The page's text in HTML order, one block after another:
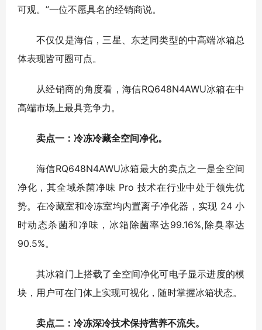
可观。”一位不愿具名的经销商说。
不仅仅是海信，三星、东芝同类型的中高端冰箱总
体表现皆可圈可点。
从经销商的角度看，海信RQ648N4AWU冰箱在中
高端市场上最具竞争力。
卖点一：冷冻冷藏全空间净化。
海信RQ648N4AWU冰箱最大的卖点之一是全空间
净化，其全域杀菌净味 Pro 技术在行业中处于领先优
势。在冷藏室和冷冻室均内置离子净化器，实现 24 小
时动态杀菌和净味，冰箱除菌率达99.16%,除臭率达
90.5%。
其冰箱门上搭载了全空间净化可电子显示进度的模
块，用户可在门体上实现可视化，随时掌握冰箱状态。
卖点二：冷冻深冷技术保持营养不流失。